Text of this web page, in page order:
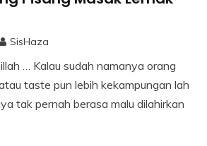
SisHaza
… Kalau sudah namanya orang
taste pun lebih kekampungan lah
tak pernah berasa malu dilahirkan